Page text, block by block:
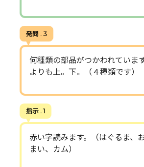
発問 . 3
何種類の部品がつかわれていま
よりも上。下。（４種類です）
指示 . 1
赤い字読みます。（はぐるま、
まい、カム）